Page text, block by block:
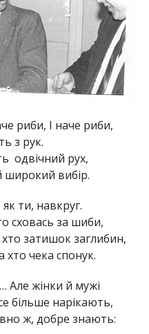
риби, І наче риби,
з рук.
одвічний рух,
широкий вибір.
як ти, навкруг.
сховась за шиби,
затишок заглибин,
хто чека спонук.
жінки й мужі
більше нарікають,
ж, добре знають: